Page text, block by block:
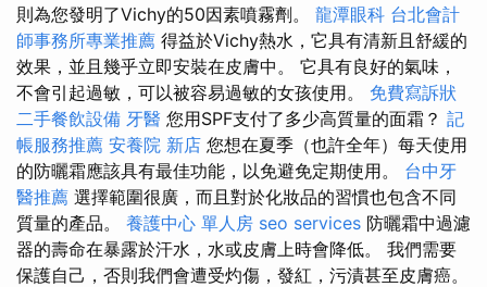
則為您發明了Vichy的50因素噴霧劑。 龍潭眼科 台北會計
師事務所專業推薦 得益於Vichy熱水，它具有清新且舒緩的
效果，並且幾乎立即安裝在皮膚中。 它具有良好的氣味，
不會引起過敏，可以被容易過敏的女孩使用。 免費寫訴狀
二手餐飲設備 牙醫 您用SPF支付了多少高質量的面霜？ 記
帳服務推薦 安養院 新店 您想在夏季（也許全年）每天使用
的防曬霜應該具有最佳功能，以免避免定期使用。 台中牙
醫推薦 選擇範圍很廣，而且對於化妝品的習慣也包含不同
質量的產品。 養護中心 單人房 seo services 防曬霜中過濾
器的壽命在暴露於汗水，水或皮膚上時會降低。 我們需要
保護自己，否則我們會遭受灼傷，發紅，污漬甚至皮膚癌。